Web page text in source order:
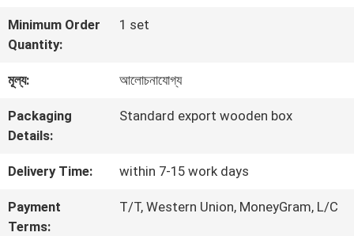
সম্পর্কে
কারখানা
ভ্রমণ
মান
নিয়ন্ত্রণ
Minimum Order
Quantity:
1 set
মূল্য: আলোচনাযোগ্য
Packaging
Details:
Standard export wooden box
Delivery Time: within 7-15 work days
Payment
Terms:
T/T, Western Union, MoneyGram, L/C